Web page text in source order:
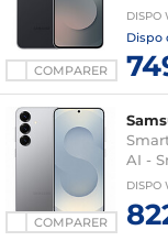
COMPARER
8 Go
6.7"
DISPO
Dispo
COMPARER
AI -
RAM
120
5.4 -
DISPO